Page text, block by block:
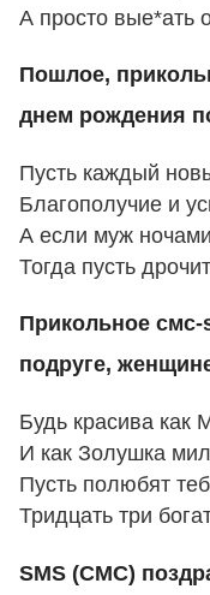
А просто вые*ать
Пошлое,
днем рождения
Пусть каждый
Благополучие и
А если муж
Тогда пусть
Прикольное смс-
подруге,
Будь красива как
И как Золушка
Пусть полюбят
Тридцать три
SMS (СМС)